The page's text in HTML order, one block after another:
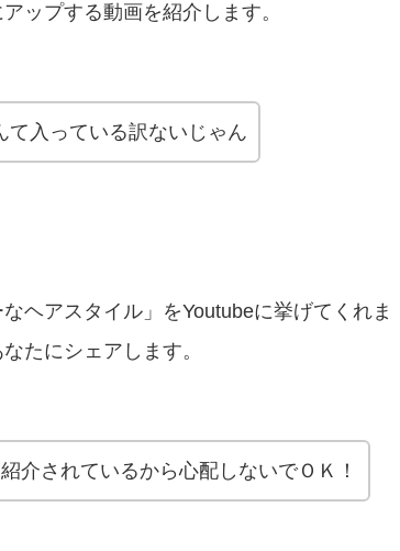
ップする動画を紹介します。
て入っている訳ないじゃん
ヘアスタイル」をYoutubeに挙げてくれま
たにシェアします。
介されているから心配しないでＯＫ！